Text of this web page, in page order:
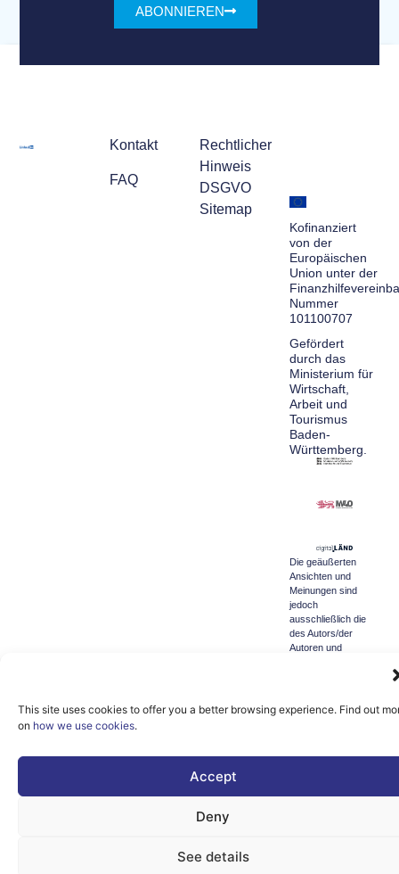
This site uses cookies to offer you a better browsing experience. Find out
on how we use cookies.
Accept
Deny
See details
ABONNIEREN
Kontakt
FAQ
Rechtlicher
Hinweis
DSGVO
Sitemap
Kofinanziert
von der
Europäischen
Union unter der
Nummer
101100707
Gefördert
durch das
Ministerium für
Wirtschaft,
Arbeit und
Tourismus
Baden-
Württemberg.
Die geäußerten
Ansichten und
Meinungen sind
jedoch
ausschließlich die
des Autors/der
Autoren und
oder der
Generaldirektion